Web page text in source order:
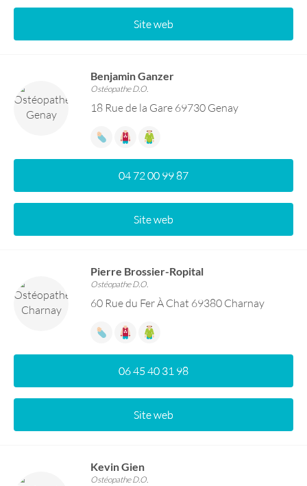
Site web
Benjamin Ganzer
Ostéopathe D.O.
18 Rue de la Gare 69730 Genay
04 72 00 99 87
Site web
Pierre Brossier-Ropital
Ostéopathe D.O.
60 Rue du Fer À Chat 69380 Charnay
06 45 40 31 98
Site web
Kevin Gien
Ostéopathe D.O.